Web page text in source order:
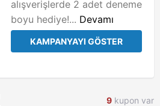
alışverişlerde 2 adet deneme
boyu hediye!... Devamı
KAMPANYAYI GÖSTER
9 kupon var